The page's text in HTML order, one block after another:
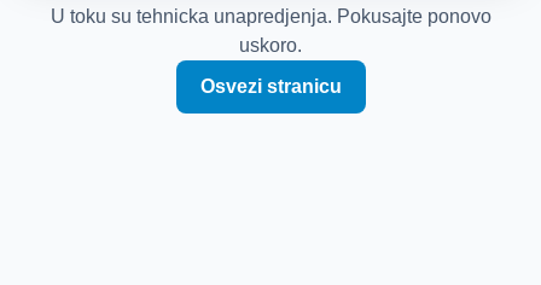
U toku su tehnicka unapredjenja. Pokusajte ponovo
uskoro.
Osvezi stranicu